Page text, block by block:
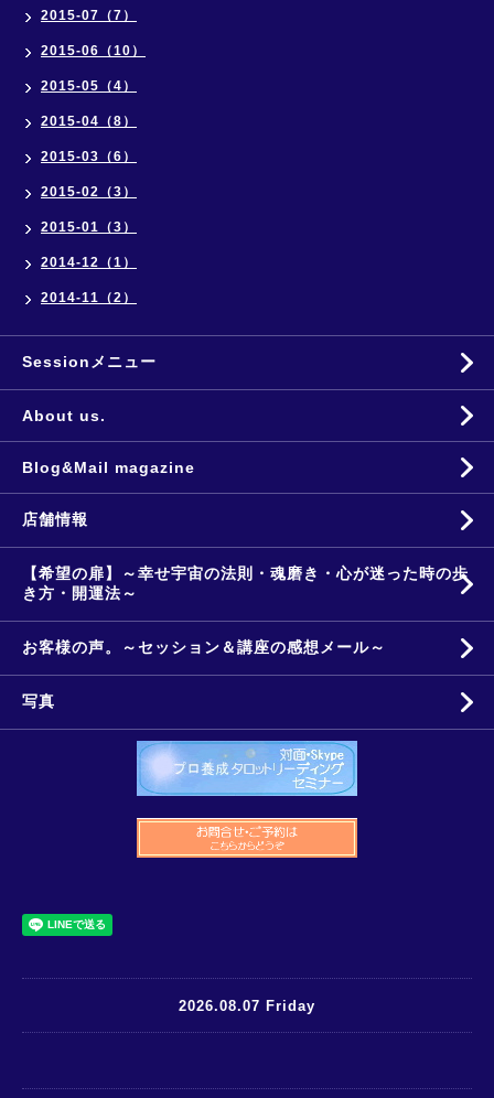
2015-07（7）
2015-06（10）
2015-05（4）
2015-04（8）
2015-03（6）
2015-02（3）
2015-01（3）
2014-12（1）
2014-11（2）
Sessionメニュー
About us.
Blog&Mail magazine
店舗情報
【希望の扉】～幸せ宇宙の法則・魂磨き・心が迷った時の歩
き方・開運法～
お客様の声。～セッション＆講座の感想メール～
写真
2026.08.07 Friday